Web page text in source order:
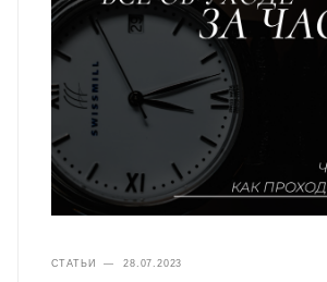
СТАТЬИ — 28.07.2023